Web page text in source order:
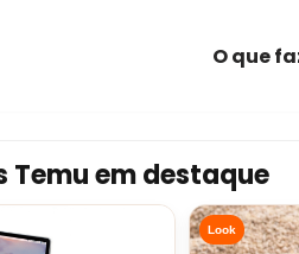
O que
Temu em destaque
Look